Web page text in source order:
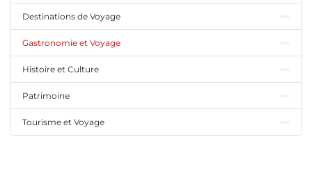
Destinations de Voyage
Gastronomie et Voyage
Histoire et Culture
Patrimoine
Tourisme et Voyage